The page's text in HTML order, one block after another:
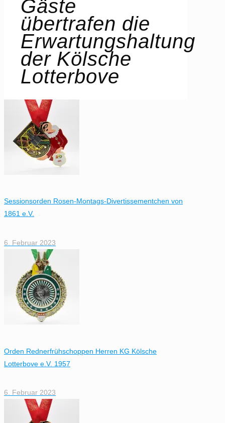
Gäste
übertrafen die
Erwartungshaltung
der Kölsche
Lotterbove
Sessionsorden Rosen-Montags-Divertissementchen von
1861 e.V.
6. Februar 2023
Orden Rednerfrühschoppen Herren KG Kölsche
Lotterbove e.V. 1957
6. Februar 2023